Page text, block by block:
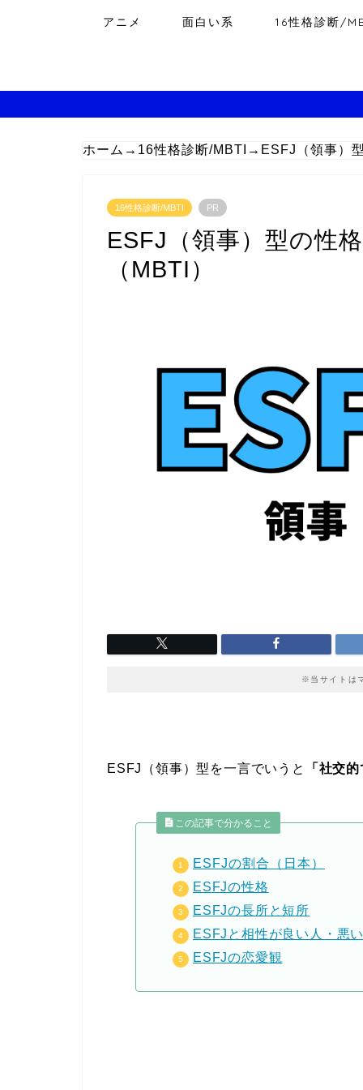
アニメ 面白い系 16性格診断/
ホーム → 16性格診断/MBTI → ESFJ（領事）
16性格診断/MBTI PR
ESFJ（領事）型の性
（MBTI）
※当サイトは
ESFJ（領事）型を一言でいうと 「社交
この記事で分かること
ESFJの割合（日本）
ESFJの性格
ESFJの長所と短所
ESFJと相性が良い人・悪
ESFJの恋愛観